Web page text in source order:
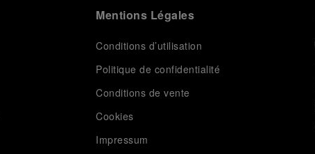
Mentions Légales
Conditions d’utilisation
Politique de confidentialité
Conditions de vente
Cookies
Impressum